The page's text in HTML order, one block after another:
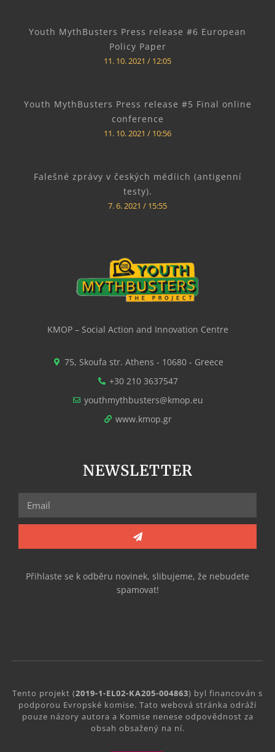
Youth MythBusters Press release #6 European
Policy Paper
11. 10. 2021 12:05
Youth MythBusters Press release #5 Final online
conference
11. 10. 2021 10:56
Falešné zprávy v českých médíich (antigenní
testy).
7. 6. 2021 15:55
KMOP – Social Action and Innovation Centre
75, Skoufa str. Athens - 10680 - Greece
+30 210 3637547
youthmythbusters@kmop.eu
www.kmop.gr
NEWSLETTER
Přihlaste se k odběru novinek, slibujeme, že nebudete
spamovat!
Tento projekt (2019-1-EL02-KA205-004863) byl financován s
podporou Evropské komise. Tato webová stránka odráží
pouze názory autora a Komise nenese odpovědnost za
obsah obsažený na ní.